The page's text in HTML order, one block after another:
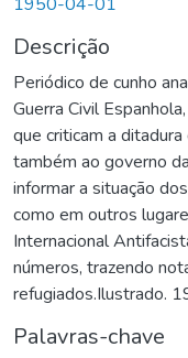
Descrição
Periódico de cunho
Guerra Civil
que criticam a ditadura
também ao governo
informar a situação
como em outros
Internacional
números, trazendo
refugiados.Ilustrado.
Palavras-chave